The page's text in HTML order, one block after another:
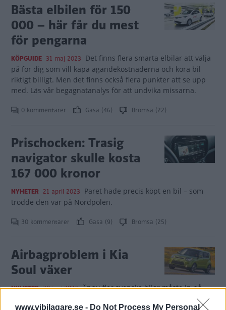
www.vibilagare.se - Do Not Process My Personal
Bästa elbilen för 150
000 – här får du mest
för pengarna
KÖPGUIDE 31 maj 2023 Det finns flera smarta elbilar att välja
på för dig som vill kapa ägandekostnaderna och köra bil
riktigt billigt. Men det finns också flera punkter att se upp
med. Läs vår begagnatanalys för att undvika missarna.
0 kommentarer Gasa (46) Bromsa (22)
Prischocken: Trasig
navigator skulle kosta
167 000 kronor
NYHETER 21 april 2023 Paret hade precis köpt en bil – som
trodde den var på Nordpolen.
30 kommentarer Gasa (9) Bromsa (25)
Airbagproblem i Kia
Soul växer
NYHETER 30 juni 2022 Ännu fler svenska bilar måste in på
verkstaden på grund av möjliga störningar i krockkudden.